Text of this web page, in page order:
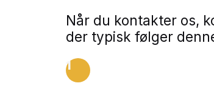
Når du kontakter os,
der typisk følger
1